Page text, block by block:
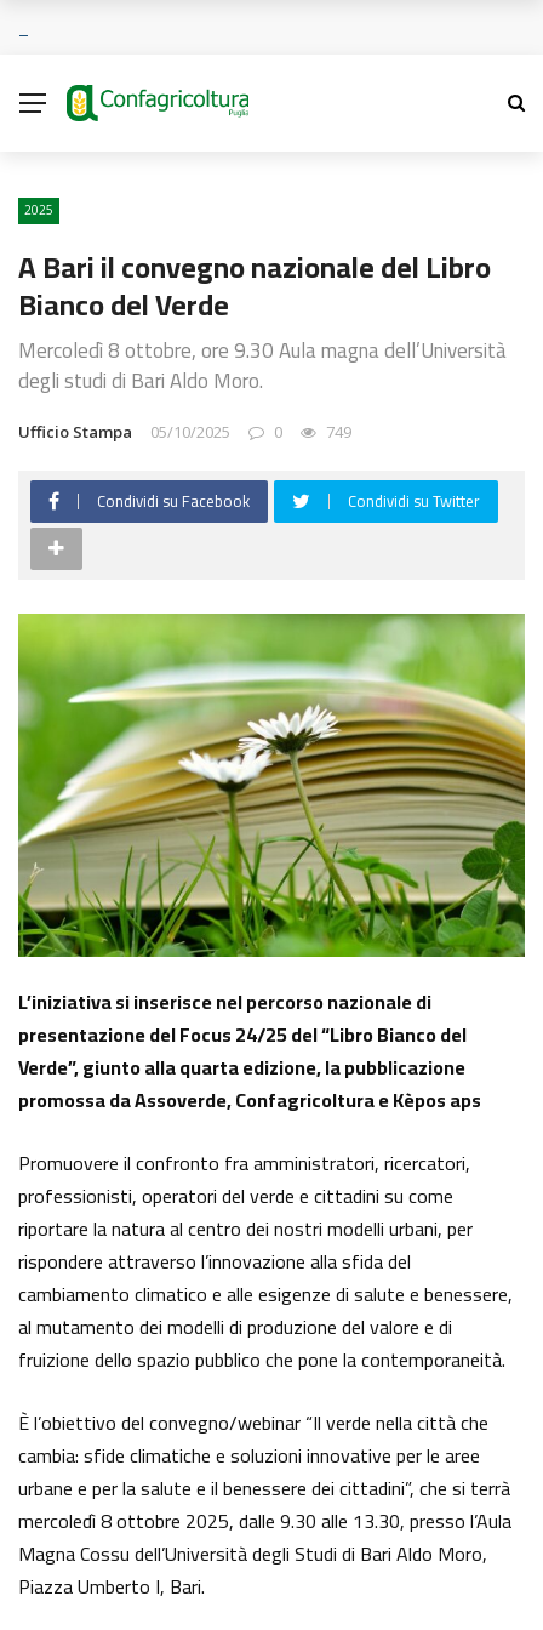
2025
A Bari il convegno nazionale del Libro
Bianco del Verde
Mercoledì 8 ottobre, ore 9.30 Aula magna dell’Università
degli studi di Bari Aldo Moro.
Ufficio Stampa 05/10/2025 0 749
Condividi su Facebook Condividi su Twitter
L’iniziativa si inserisce nel percorso nazionale di
presentazione del Focus 24/25 del “Libro Bianco del
Verde”, giunto alla quarta edizione, la pubblicazione
promossa da Assoverde, Confagricoltura e Kèpos aps
Promuovere il confronto fra amministratori, ricercatori,
professionisti, operatori del verde e cittadini su come
riportare la natura al centro dei nostri modelli urbani, per
rispondere attraverso l’innovazione alla sfida del
cambiamento climatico e alle esigenze di salute e benessere,
al mutamento dei modelli di produzione del valore e di
fruizione dello spazio pubblico che pone la contemporaneità.
È l’obiettivo del convegno/webinar “Il verde nella città che
cambia: sfide climatiche e soluzioni innovative per le aree
urbane e per la salute e il benessere dei cittadini”, che si terrà
mercoledì 8 ottobre 2025, dalle 9.30 alle 13.30, presso l’Aula
Magna Cossu dell’Università degli Studi di Bari Aldo Moro,
Piazza Umberto I, Bari.